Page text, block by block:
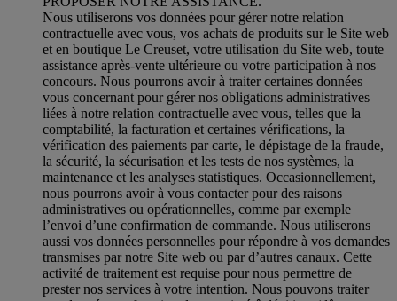
Nous utiliserons vos données pour gérer notre relation
contractuelle avec vous, vos achats de produits sur le Site web
et en boutique Le Creuset, votre utilisation du Site web, toute
assistance après-vente ultérieure ou votre participation à nos
concours. Nous pourrons avoir à traiter certaines données
vous concernant pour gérer nos obligations administratives
liées à notre relation contractuelle avec vous, telles que la
comptabilité, la facturation et certaines vérifications, la
vérification des paiements par carte, le dépistage de la fraude,
la sécurité, la sécurisation et les tests de nos systèmes, la
maintenance et les analyses statistiques. Occasionnellement,
nous pourrons avoir à vous contacter pour des raisons
administratives ou opérationnelles, comme par exemple
l’envoi d’une confirmation de commande. Nous utiliserons
aussi vos données personnelles pour répondre à vos demandes
transmises par notre Site web ou par d’autres canaux. Cette
activité de traitement est requise pour nous permettre de
prester nos services à votre intention. Nous pouvons traiter